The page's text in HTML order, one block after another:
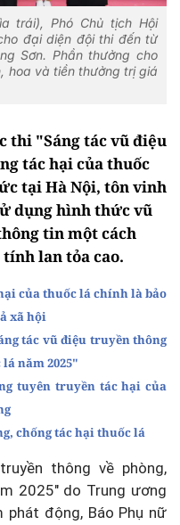
trái), Phó Chủ tịch Hội
đại diện đội thi đến từ
Sơn. Phần thưởng cho
hoa và tiền thưởng trị giá
thi "Sáng tác vũ điệu
tác hại của thuốc
tại Hà Nội, tôn vinh
dụng hình thức vũ
tin một cách
lan tỏa cao.
của thuốc lá chính là bảo
xã hội
tác vũ điệu truyền thông
năm 2025"
tuyên truyền tác hại của
chống tác hại thuốc lá
thông về phòng,
2025" do Trung ương
phát động, Báo Phụ nữ